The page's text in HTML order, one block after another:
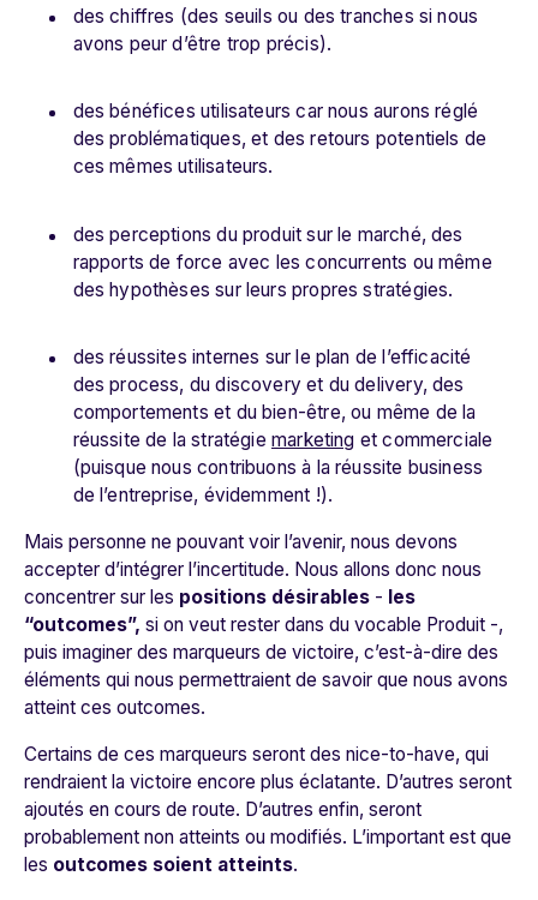
des chiffres (des seuils ou des tranches si nous
avons peur d’être trop précis).
des bénéfices utilisateurs car nous aurons réglé
des problématiques, et des retours potentiels de
ces mêmes utilisateurs.
des perceptions du produit sur le marché, des
rapports de force avec les concurrents ou même
des hypothèses sur leurs propres stratégies.
des réussites internes sur le plan de l’efficacité
des process, du discovery et du delivery, des
comportements et du bien-être, ou même de la
réussite de la stratégie marketing et commerciale
(puisque nous contribuons à la réussite business
de l’entreprise, évidemment !).
Mais personne ne pouvant voir l’avenir, nous devons
accepter d’intégrer l’incertitude. Nous allons donc nous
concentrer sur les positions désirables - les
“outcomes”, si on veut rester dans du vocable Produit -,
puis imaginer des marqueurs de victoire, c’est-à-dire des
éléments qui nous permettraient de savoir que nous avons
atteint ces outcomes.
Certains de ces marqueurs seront des nice-to-have, qui
rendraient la victoire encore plus éclatante. D’autres seront
ajoutés en cours de route. D’autres enfin, seront
probablement non atteints ou modifiés. L’important est que
les outcomes soient atteints.